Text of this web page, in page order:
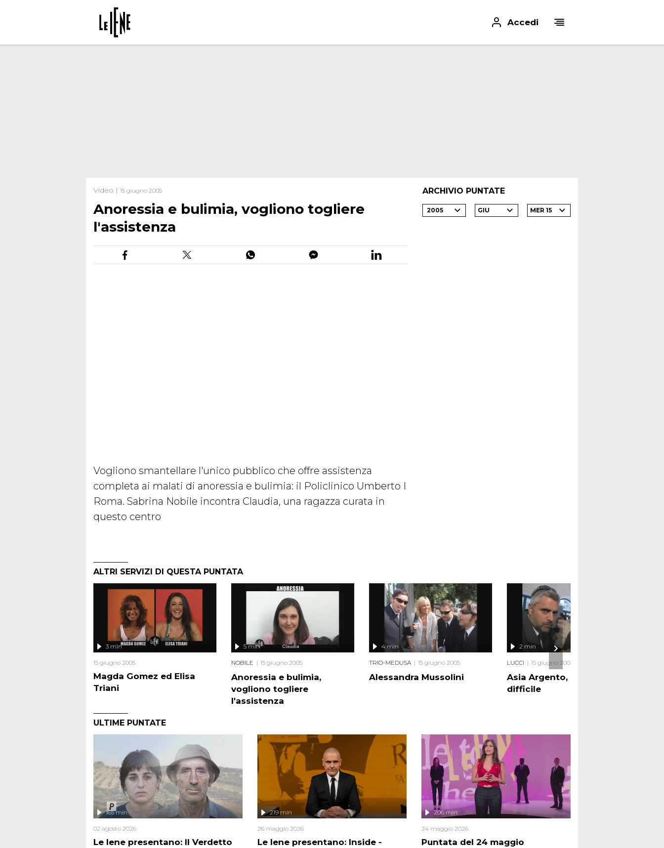
Accedi
Video | 15 giugno 2005
Anoressia e bulimia, vogliono togliere
l'assistenza
Vogliono smantellare l'unico pubblico che offre assistenza
completa ai malati di anoressia e bulimia: il Policlinico Umberto I
Roma. Sabrina Nobile incontra Claudia, una ragazza curata in
questo centro
ALTRI SERVIZI DI QUESTA PUNTATA
Magda Gomez ed Elisa
Triani
3 min
15 giugno 2005
Anoressia e bulimia,
vogliono togliere
l'assistenza
5 min
NOBILE 15 giugno 2005
Alessandra Mussolini
4 min
TRIO-MEDUSA 15 giugno 2005
Asia Argento, una vita
difficile
2 min
LUCCI 15 giugno 2005
ARCHIVIO PUNTATE
2005 GIU MER 15
ULTIME PUNTATE
Le Iene presentano: Il Verdetto
165 min
02 agosto 2026
Le Iene presentano: Inside -
219 min
26 maggio 2026
Puntata del 24 maggio
206 min
24 maggio 2026